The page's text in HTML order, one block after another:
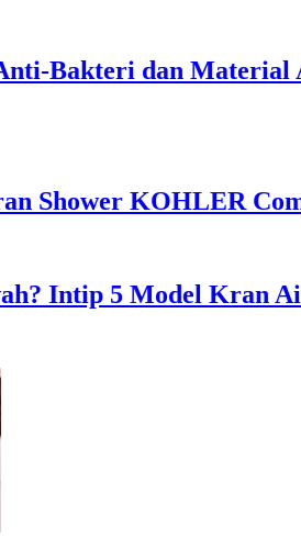
Bakteri dan Material
KOHLER
Intip 5 Model Kran Air